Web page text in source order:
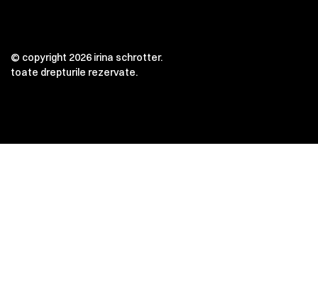
© copyright 2026 irina schrotter.
toate drepturile rezervate.